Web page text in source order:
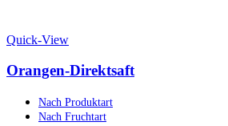
Quick-View
Orangen-Direktsaft
Nach Produktart
Nach Fruchtart